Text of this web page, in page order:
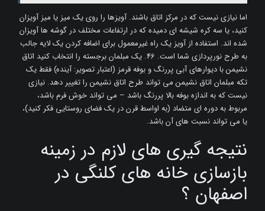
اما نیازی نیست که در مرکز اتاق باشند. آویزها را روی یک میز یا میز آویزان
کنید، یا سه کره شیشه ای دمیده که در ارتفاعات مختلف در گوشه ها آویزان
شده اند. استفاده از آویز یک راه غیرمعمول برای اضافه کردن یک لایه جالب
به طرح نورپردازی شما است. 46. ​​یک مبلمان برجسته را انتخاب کنید اتاق
نشیمن با دیوارهای آبی پررنگ و بوفه قرمز (اعتبار تصویر: آینده) فقط یک
تکه مبلمان اتاق نشیمن می تواند طرح اتاق نشیمن را تغییر دهد. نیازی
نیست که به اندازه بوفه بالا پررنگ باشد – می تواند خوش فرم باشد،
مربوط به دوره ای متضاد (به اواسط قرن در یک فضای روستایی فکر کنید)،
یا می تواند نسبت های آن باشد.
نتیجه گیری های لازم در زمینه
بازسازی خانه های کلنگی در
اصفهان ؟